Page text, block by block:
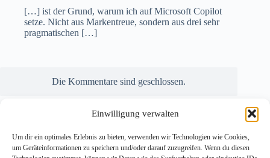
Einwilligung verwalten
Um dir ein optimales Erlebnis zu bieten, verwenden wir Technologien wie Cookies,
um Geräteinformationen zu speichern und/oder darauf zuzugreifen. Wenn du diesen
[…] ist der Grund, warum ich auf Microsoft Copilot
setze. Nicht aus Markentreue, sondern aus drei sehr
pragmatischen […]
Die Kommentare sind geschlossen.